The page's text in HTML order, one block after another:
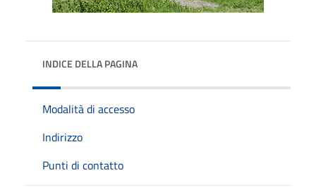
INDICE DELLA PAGINA
Modalità di accesso
Indirizzo
Punti di contatto